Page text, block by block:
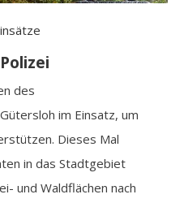
des
im Einsatz, um
Dieses Mal
in das Stadtgebiet
und Waldflächen nach